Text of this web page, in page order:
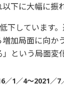
下に大幅に振
下しています
増加局面に向
という局面変
／1／4～2021／7